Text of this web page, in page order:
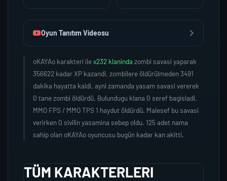
Oyun Tanıtım Videosu
oKAYAo karakteri ilex232 klaninda zombi savasi yaparak
356622 kadar XP kazandi, zombilere öldürülmeden 3491
dakika hayatta kaldi, ayni zamanda yasam savasi vererek
0 tane zombi öldürdü. Bulundugu klana 0 seref bagisladi,
MMO FPS / MMO TPS 1 haydut öldürdü. Malesef bu savasi
verirken 0 sivilin yasamina sebep oldu. 125 adet nama
sahip olan oKAYAo oyuncusu bugün kadar kan akitti.
TÜM KARAKTERLERI